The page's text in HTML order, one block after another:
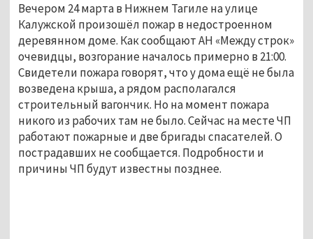
Вечером 24 марта в Нижнем Тагиле на улице
Калужской произошёл пожар в недостроенном
деревянном доме. Как сообщают АН «Между строк»
очевидцы, возгорание началось примерно в 21:00.
Свидетели пожара говорят, что у дома ещё не была
возведена крыша, а рядом располагался
строительный вагончик. Но на момент пожара
никого из рабочих там не было. Сейчас на месте ЧП
работают пожарные и две бригады спасателей. О
пострадавших не сообщается. Подробности и
причины ЧП будут известны позднее.